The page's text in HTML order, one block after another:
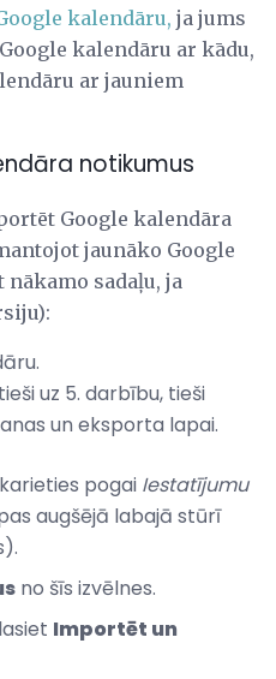
kalendāru, ja jums
kalendāru ar kādu,
ar jauniem
notikumus
Google kalendāra
jaunāko Google
sadaļu, ja
uz 5. darbību, tieši
un eksporta lapai.
pogai Iestatījumu
augšējā labajā stūrī
no šīs izvēlnes.
Importēt un